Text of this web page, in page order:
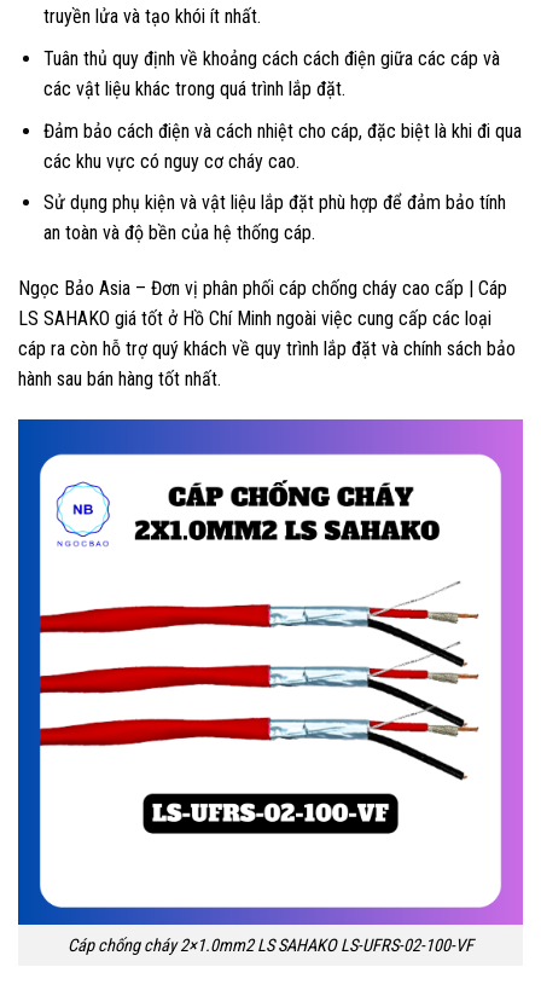
truyền lửa và tạo khói ít nhất.
Tuân thủ quy định về khoảng cách cách điện giữa các cáp và
các vật liệu khác trong quá trình lắp đặt.
Đảm bảo cách điện và cách nhiệt cho cáp, đặc biệt là khi đi qua
các khu vực có nguy cơ cháy cao.
Sử dụng phụ kiện và vật liệu lắp đặt phù hợp để đảm bảo tính
an toàn và độ bền của hệ thống cáp.
Ngọc Bảo Asia – Đơn vị phân phối cáp chống cháy cao cấp | Cáp
LS SAHAKO giá tốt ở Hồ Chí Minh ngoài việc cung cấp các loại
cáp ra còn hỗ trợ quý khách về quy trình lắp đặt và chính sách bảo
hành sau bán hàng tốt nhất.
Cáp chống cháy 2×1.0mm2 LS SAHAKO LS-UFRS-02-100-VF